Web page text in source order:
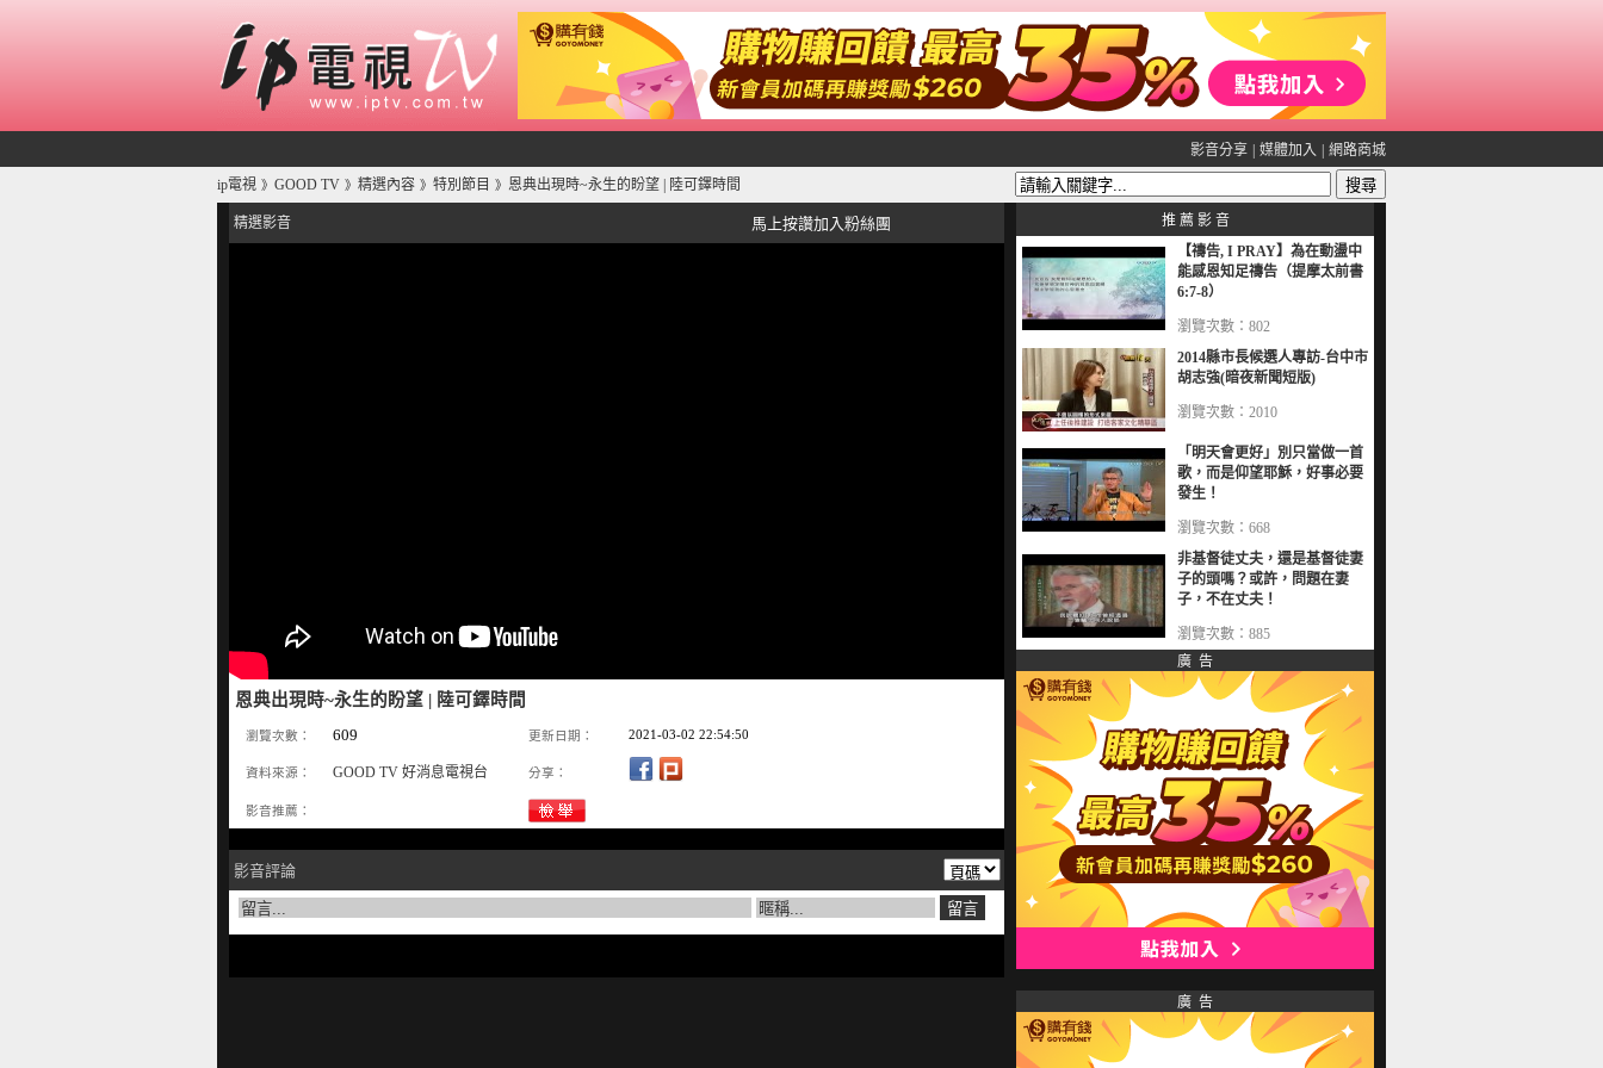
影音分享 媒體加入 網路商城
ip電視 》 GOOD TV 》 精選內容 》 特別節目 》 恩典出現時~永生的盼望 | 陸可鐸時間
精選影音 馬上按讚加入粉絲團
恩典出現時~永生的盼望 | 陸可鐸時間
瀏覽次數： 609 更新日期： 2021-03-02 22:54:50
資料來源： GOOD TV 好消息電視台 分享：
影音推薦：
影音評論
推 薦 影 音
【禱告, I PRAY】為在動盪中
能感恩知足禱告（提摩太前書
6:7-8）
瀏覽次數：802
2014縣市長候選人專訪-台中市
胡志強(暗夜新聞短版)
瀏覽次數：2010
「明天會更好」別只當做一首
歌，而是仰望耶穌，好事必要
發生！
瀏覽次數：668
非基督徒丈夫，還是基督徒妻
子的頭嗎？或許，問題在妻
子，不在丈夫！
瀏覽次數：885
廣 告
廣 告